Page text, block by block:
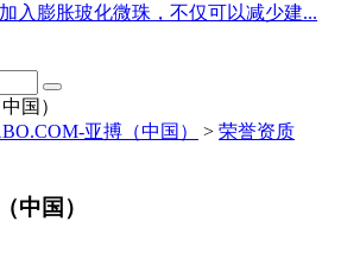
入膨胀玻化微珠，不仅可以减少建...
亚搏（中国） > 荣誉资质
中国）